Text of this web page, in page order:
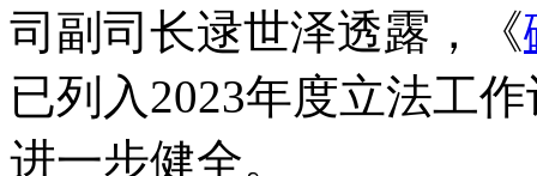
司副司长逯世泽透露，《
已列入2023年度立法工
进一步健全。